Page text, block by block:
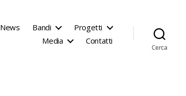
News Bandi
Progetti
Media
Contatti
Cerca